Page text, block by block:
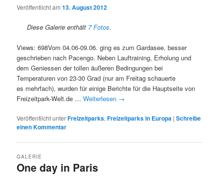
Veröffentlicht am13. August 2012
Diese Galerie enthält 7 Fotos.
Views: 698Vom 04.06-09.06. ging es zum Gardasee, besser
geschrieben nach Pacengo. Neben Lauftraining, Erholung und
dem Geniessen der tollen äußeren Bedingungen bei
Temperaturen von 23-30 Grad (nur am Freitag schauerte
es mehrfach), wurden für einige Berichte für die Hauptseite von
Freizeitpark-Welt.de …Weiterlesen →
Veröffentlicht unterFreizeitparks,Freizeitparks in Europa |Schreibe
einen Kommentar
One day in Paris
GALERIE